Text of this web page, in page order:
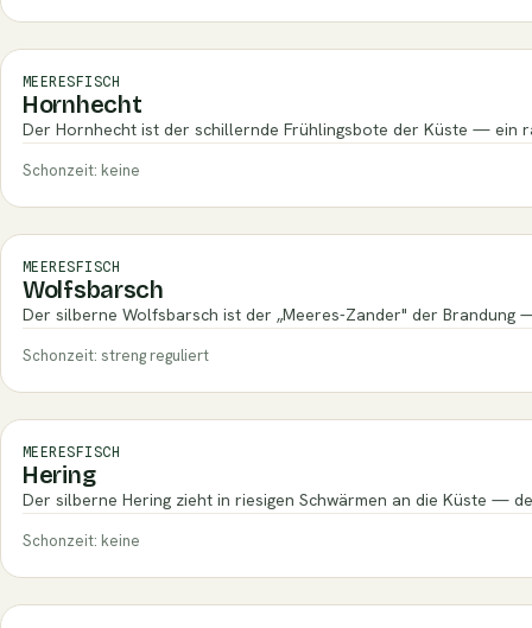
MEERESFISCH
Hornhecht
Der Hornhecht ist der schillernde Frühlingsbote der Küste — ein
Schonzeit: keine
MEERESFISCH
Wolfsbarsch
Der silberne Wolfsbarsch ist der „Meeres-Zander" der
Schonzeit: streng reguliert
MEERESFISCH
Hering
Der silberne Hering zieht in riesigen Schwärmen an die Küste —
Schonzeit: keine